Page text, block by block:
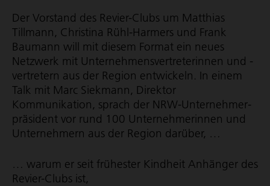
Der Vorstand des Revier-Clubs um Matthias
Tillmann, Christina Rühl-Harmers und Frank
Baumann will mit diesem Format ein neues
Netzwerk mit Unter­neh­mens­ver­tre­te­rinnen und -
vertretern aus der Region entwickeln. In einem
Talk mit Marc Siekmann, Direktor
Kommunikation, sprach der NRW-Unter­neh­mer­
prä­si­dent vor rund 100 Unter­neh­me­rinnen und
Unternehmern aus der Region darüber, …
… warum er seit frühester Kindheit Anhänger des
Revier-Clubs ist,